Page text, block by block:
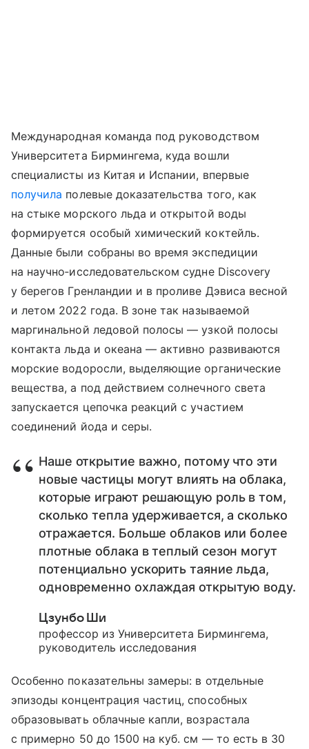
Международная команда под руководством
Университета Бирмингема, куда вошли
специалисты из Китая и Испании, впервые
получила полевые доказательства того, как
на стыке морского льда и открытой воды
формируется особый химический коктейль.
Данные были собраны во время экспедиции
на научно‑исследовательском судне Discovery
у берегов Гренландии и в проливе Дэвиса весной
и летом 2022 года. В зоне так называемой
маргинальной ледовой полосы — узкой полосы
контакта льда и океана — активно развиваются
морские водоросли, выделяющие органические
вещества, а под действием солнечного света
запускается цепочка реакций с участием
соединений йода и серы.
Наше открытие важно, потому что эти
новые частицы могут влиять на облака,
которые играют решающую роль в том,
сколько тепла удерживается, а сколько
отражается. Больше облаков или более
плотные облака в теплый сезон могут
потенциально ускорить таяние льда,
одновременно охлаждая открытую воду.
Цзунбо Ши
профессор из Университета Бирмингема,
руководитель исследования
Особенно показательны замеры: в отдельные
эпизоды концентрация частиц, способных
образовывать облачные капли, возрастала
с примерно 50 до 1500 на куб. см — то есть в 30